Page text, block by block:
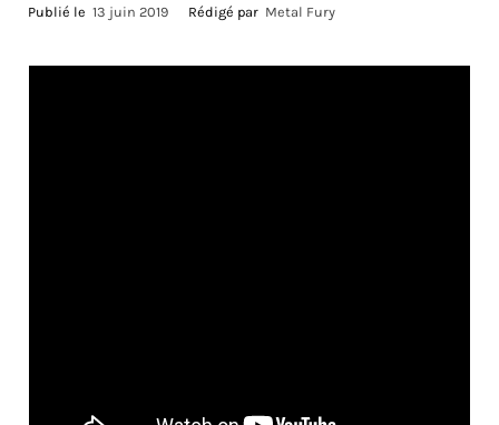
Publié le 13 juin 2019 Rédigé par Metal Fury